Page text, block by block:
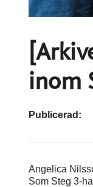
inom
Publicerad:
Angelica
Som Steg 3-